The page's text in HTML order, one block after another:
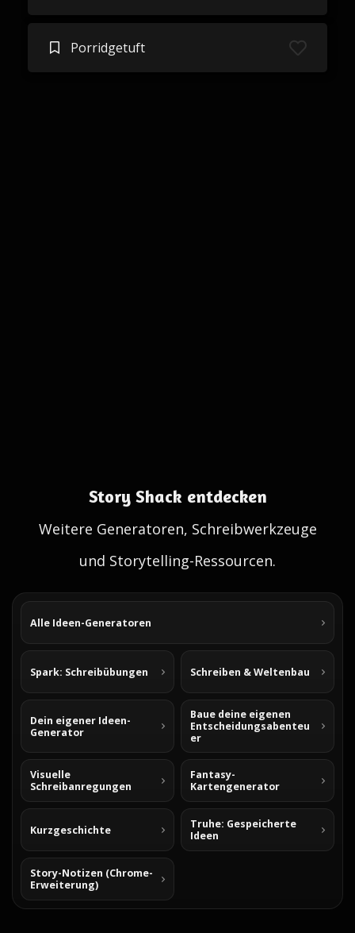
Porridgetuft
Story Shack entdecken
Weitere Generatoren, Schreibwerkzeuge
und Storytelling-Ressourcen.
Alle Ideen-Generatoren
Spark: Schreibübungen Schreiben & Weltenbau
Dein eigener Ideen-
Generator
Baue deine eigenen
Entscheidungsabenteu
er
Visuelle
Schreibanregungen
Fantasy-
Kartengenerator
Kurzgeschichte
Truhe: Gespeicherte
Ideen
Story-Notizen (Chrome-
Erweiterung)